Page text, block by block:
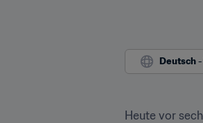
Deutsch -
Heute vor